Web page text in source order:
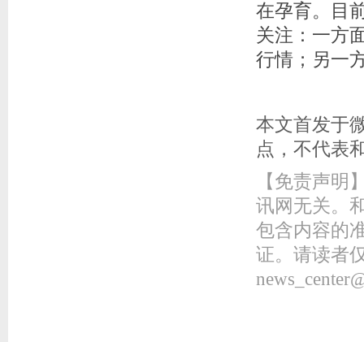
在孕育。目
关注：一方
行情；另一
本文首发于
点，不代表
【免责声明
讯网无关。
包含内容的
证。请读者